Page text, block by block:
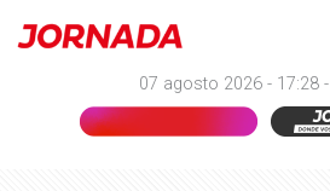
07 agosto 2026 - 17:28 -